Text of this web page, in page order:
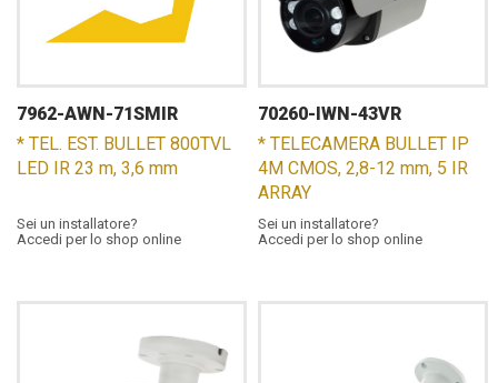
7962-AWN-71SMIR
* TEL. EST. BULLET 800TVL
LED IR 23 m, 3,6 mm
Sei un installatore?
Accedi per lo shop online
70260-IWN-43VR
* TELECAMERA BULLET IP
4M CMOS, 2,8-12 mm, 5 IR
ARRAY
Sei un installatore?
Accedi per lo shop online